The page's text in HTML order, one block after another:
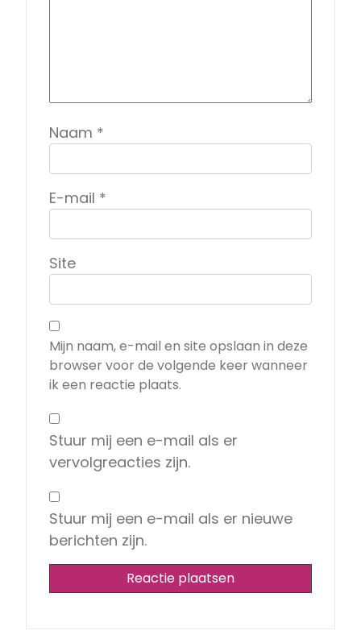
Naam *
E-mail *
Site
Mijn naam, e-mail en site opslaan in deze
browser voor de volgende keer wanneer
ik een reactie plaats.
Stuur mij een e-mail als er
vervolgreacties zijn.
Stuur mij een e-mail als er nieuwe
berichten zijn.